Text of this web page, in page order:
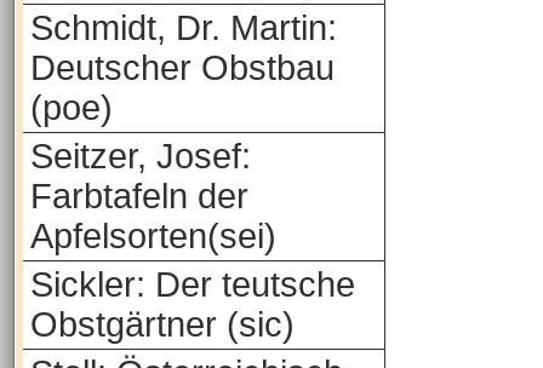
Schmidt, Dr. Martin:
Deutscher Obstbau
(poe)
Seitzer, Josef:
Farbtafeln der
Apfelsorten(sei)
Sickler: Der teutsche
Obstgärtner (sic)